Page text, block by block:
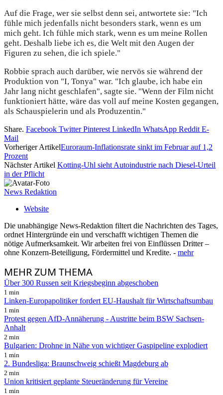
Auf die Frage, wer sie selbst denn sei, antwortete sie: "Ich
fühle mich jedenfalls nicht besonders stark, wenn es um
mich geht. Ich fühle mich stark, wenn es um meine Rollen
geht. Deshalb liebe ich es, die Welt mit den Augen der
Figuren zu sehen, die ich spiele."
Robbie sprach auch darüber, wie nervös sie während der
Produktion von "I, Tonya" war. "Ich glaube, ich habe ein
Jahr lang nicht geschlafen", sagte sie. "Wenn der Film nicht
funktioniert hätte, wäre das voll auf meine Kosten gegangen,
als Schauspielerin und als Produzentin."
Share. Facebook Twitter Pinterest LinkedIn WhatsApp Reddit E-
Mail
Vorheriger ArtikelEuroraum-Inflationsrate sinkt im Februar auf 1,2
Prozent
Nächster Artikel Kotting-Uhl sieht Autoindustrie nach Diesel-Urteil
in der Pflicht
News Redaktion
Website
Die unabhängige News-Redaktion filtert die Nachrichten des Tages,
ordnet Hintergründe ein und verschafft wichtigen Themen die
nötige Aufmerksamkeit. Wir arbeiten frei von Einflüssen Dritter –
ohne Konzern-Beteiligung, Fördermittel und Kredite. - mehr
MEHRZUM THEMA
Über 300 Russen seit Kriegsbeginn abgeschoben
1 min
Linken-Europapolitiker fordert EU-Haushalt für Wirtschaftsumbau
1 min
Protest gegen AfD-Annäherung - Austritte beim BSW Sachsen-
Anhalt
2 min
Bulgarien: Drohne in Nähe von wichtiger Gaspipeline explodiert
1 min
2. Bundesliga: Braunschweig schießt Magdeburg ab
2 min
Union kritisiert geplante Steueränderung für Vereine
1 min